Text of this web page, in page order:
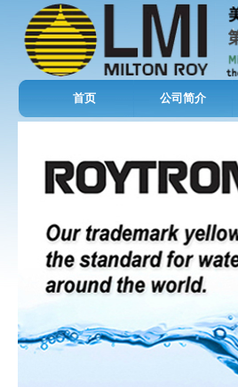
首页 公司简介